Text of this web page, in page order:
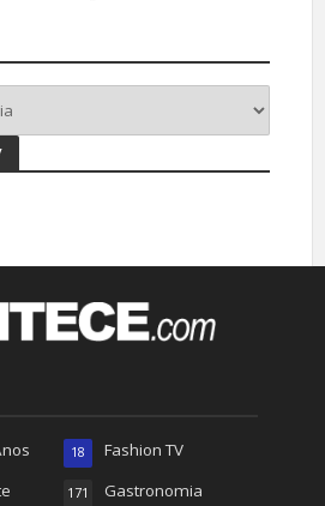
Fashion TV
18
Gastronomia
171